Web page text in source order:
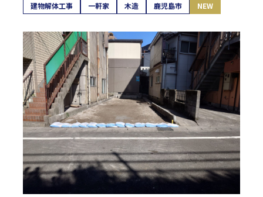
建物解体工事 一軒家 木造 鹿児島市 NEW